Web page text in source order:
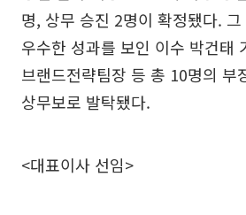
명, 상무 승진 2명이 확정됐다.
우수한 성과를 보인 이수 박건태
브랜드전략팀장 등 총 10명의 부
상무보로 발탁됐다.
<대표이사 선임>